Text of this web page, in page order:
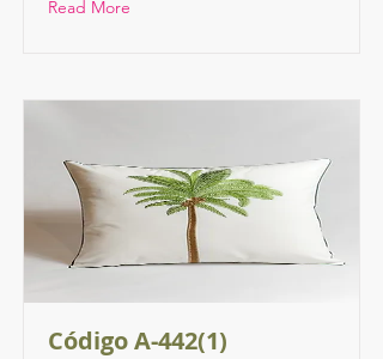
Read More
Código A-442(1)